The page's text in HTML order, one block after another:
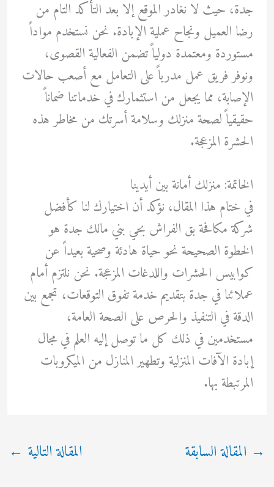
جدة، حيث لا نغادر الموقع إلا بعد التأكد التام من
رضا العميل ونجاح عملية الإبادة. نحن نستخدم مواداً
مستوردة ومعتمدة دولياً تضمن الفعالية القصوى،
ونوفر فريق عمل مدرباً على التعامل مع أصعب حالات
الإصابة، مما يجعل من استثمارك في خدماتنا ضماناً
حقيقياً لصحة منزلك وسلامة أسرتك من مخاطر هذه
الحشرة المزعجة.
الخاتمة: منزلك أمانة بين أيدينا
في ختام هذا المقال، نؤكد أن اختيارك لنا كأفضل
شركة مكافحة بق الفراش بحي بني مالك جدة هو
الخطوة الصحيحة نحو حياة هادئة وصحية بعيداً عن
كوابيس الحشرات واللدغات المزعجة. نحن نلتزم أمام
عملائنا في جدة بتقديم خدمة تفوق التوقعات، تجمع بين
الدقة في التنفيذ والحرص على الصحة العامة،
مستخدمين في ذلك كل ما توصل إليه العلم في مجال
إبادة الآفات المنزلية وتطهير المنازل من الميكروبات
المرتبطة بها.
→ المقالة السابقة المقالة التالية ←